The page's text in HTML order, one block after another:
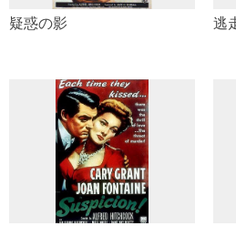
疑惑の影 逃